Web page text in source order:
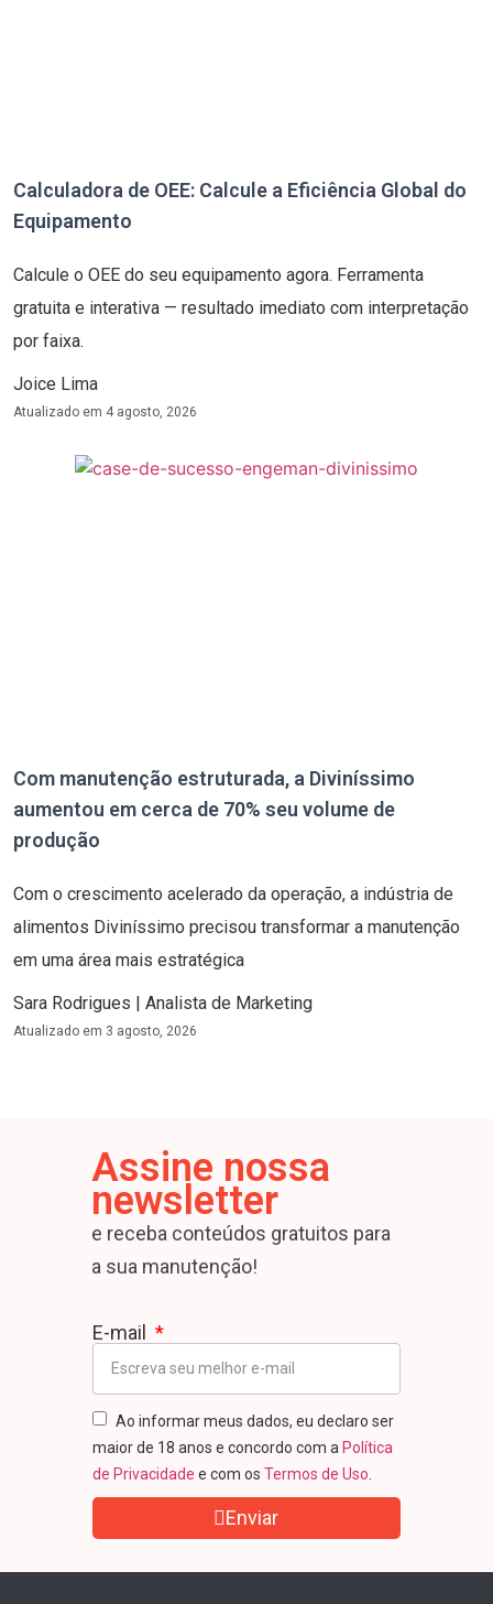
Calculadora de OEE: Calcule a Eficiência Global do
Equipamento
Calcule o OEE do seu equipamento agora. Ferramenta
gratuita e interativa — resultado imediato com interpretação
por faixa.
Joice Lima
Atualizado em 4 agosto, 2026
Com manutenção estruturada, a Diviníssimo
aumentou em cerca de 70% seu volume de
produção
Com o crescimento acelerado da operação, a indústria de
alimentos Diviníssimo precisou transformar a manutenção
em uma área mais estratégica
Sara Rodrigues | Analista de Marketing
Atualizado em 3 agosto, 2026
Assine nossa
newsletter
e receba conteúdos gratuitos para
a sua manutenção!
E-mail
Ao informar meus dados, eu declaro ser
maior de 18 anos e concordo com a Política
de Privacidade e com os Termos de Uso
Enviar